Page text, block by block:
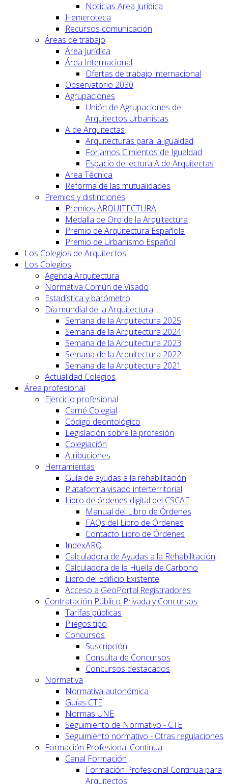
Noticias Area Jurídica
Hemeroteca
Recursos comunicación
Áreas de trabajo
Área Jurídica
Área Internacional
Ofertas de trabajo internacional
Observatorio 2030
Agrupaciones
Unión de Agrupaciones de
Arquitectos Urbanistas
A de Arquitectas
Arquitecturas para la igualdad
Forjamos Cimientos de Igualdad
Espacio de lectura A de Arquitectas
Area Técnica
Reforma de las mutualidades
Premios y distinciones
Premios ARQUITECTURA
Medalla de Oro de la Arquitectura
Premio de Arquitectura Española
Premio de Urbanismo Español
Los Colegios de Arquitectos
Los Colegios
Agenda Arquitectura
Normativa Común de Visado
Estadística y barómetro
Día mundial de la Arquitectura
Semana de la Arquitectura 2025
Semana de la Arquitectura 2024
Semana de la Arquitectura 2023
Semana de la Arquitectura 2022
Semana de la Arquitectura 2021
Actualidad Colegios
Área profesional
Ejercicio profesional
Carné Colegial
Código deontológico
Legislación sobre la profesión
Colegiación
Atribuciones
Herramientas
Guía de ayudas a la rehabilitación
Plataforma visado interterritorial
Libro de órdenes digital del CSCAE
Manual del Libro de Órdenes
FAQs del Libro de Órdenes
Contacto Libro de Órdenes
IndexARQ
Calculadora de Ayudas a la Rehabilitación
Calculadora de la Huella de Carbono
Libro del Edificio Existente
Acceso a GeoPortal.Registradores
Contratación Público-Privada y Concursos
Tarifas públicas
Pliegos tipo
Concursos
Suscripción
Consulta de Concursos
Concursos destacados
Normativa
Normativa autonómica
Guías CTE
Normas UNE
Seguimiento de Normativo - CTE
Seguimiento normativo - Otras regulaciones
Formación Profesional Continua
Canal Formación
Formación Profesional Continua para
Arquitectos